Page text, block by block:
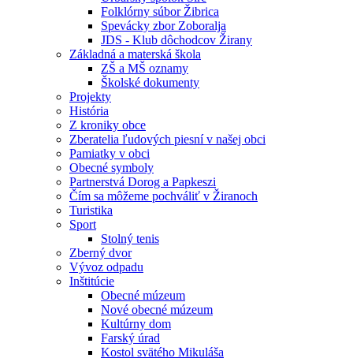
Folklórny súbor Žibrica
Spevácky zbor Zoboralja
JDS - Klub dôchodcov Žirany
Základná a materská škola
ZŠ a MŠ oznamy
Školské dokumenty
Projekty
História
Z kroniky obce
Zberatelia ľudových piesní v našej obci
Pamiatky v obci
Obecné symboly
Partnerstvá Dorog a Papkeszi
Čím sa môžeme pochváliť v Žiranoch
Turistika
Sport
Stolný tenis
Zberný dvor
Vývoz odpadu
Inštitúcie
Obecné múzeum
Nové obecné múzeum
Kultúrny dom
Farský úrad
Kostol svätého Mikuláša